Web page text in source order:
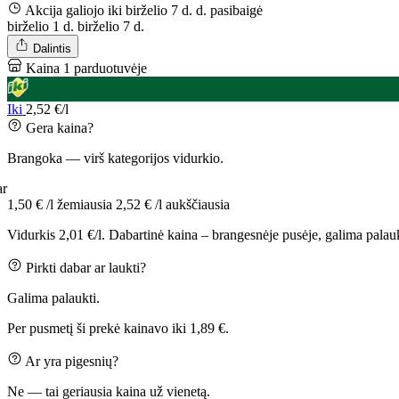
Akcija galiojo iki birželio 7 d. d. pasibaigė
birželio 1 d. birželio 7 d.
Dalintis
Kaina 1 parduotuvėje
Iki 2,52 €/l
Gera kaina?
Brangoka — virš kategorijos vidurkio.
1,50 € /l žemiausia 2,52 € /l aukščiausia
Vidurkis 2,01 €/l. Dabartinė kaina – brangesnėje pusėje, galima
Pirkti dabar ar laukti?
Galima palaukti.
Per pusmetį ši prekė kainavo iki 1,89 €.
Ar yra pigesnių?
Ne — tai geriausia kaina už vienetą.